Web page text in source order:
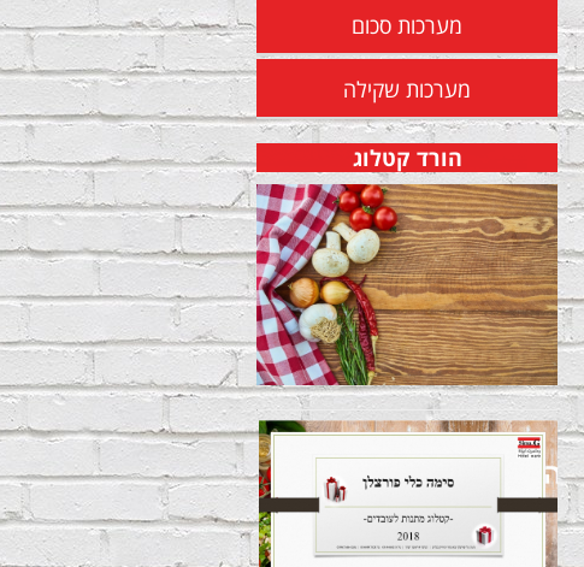
מערכות סכום
מערכות שקילה
הורד קטלוג